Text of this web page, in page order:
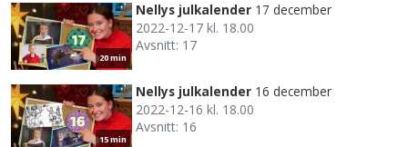
20 min
Nellys julkalender 17 december
2022-12-17 kl. 18.00
Avsnitt: 17
15 min
Nellys julkalender 16 december
2022-12-16 kl. 18.00
Avsnitt: 16